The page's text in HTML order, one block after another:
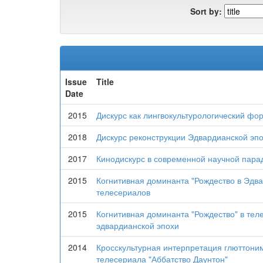
Sort by:
Issue
Date
Title
2015 Дискурс как лингвокультурологический
2018
Дискурс реконструкции Эдвардианской
2017
Кинодискурс в современной научной
2015
Когнитивная доминанта "Рождество в
телесериалов
2015
Когнитивная доминанта "Рождество" в
эдвардианской эпохи
2014
Кросскультурная интерпретация
телесериала "Аббатство Даунтон"